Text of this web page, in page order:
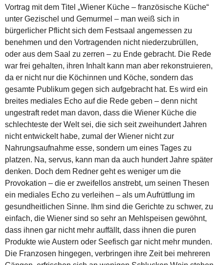
Vortrag mit dem Titel „Wiener Küche – französische Küche“
unter Gezischel und Gemurmel – man weiß sich in
bürgerlicher Pflicht sich dem Festsaal angemessen zu
benehmen und den Vortragenden nicht niederzubrüllen,
oder aus dem Saal zu zerren – zu Ende gebracht. Die Rede
war frei gehalten, ihren Inhalt kann man aber rekonstruieren,
da er nicht nur die Köchinnen und Köche, sondern das
gesamte Publikum gegen sich aufgebracht hat. Es wird ein
breites mediales Echo auf die Rede geben – denn nicht
ungestraft redet man davon, dass die Wiener Küche die
schlechteste der Welt sei, die sich seit zweihundert Jahren
nicht entwickelt habe, zumal der Wiener nicht zur
Nahrungsaufnahme esse, sondern um eines Tages zu
platzen. Na, servus, kann man da auch hundert Jahre später
denken. Doch dem Redner geht es weniger um die
Provokation – die er zweifellos anstrebt, um seinen Thesen
ein mediales Echo zu verleihen – als um Aufrüttlung im
gesundheitlichen Sinne. Ihm sind die Gerichte zu schwer, zu
einfach, die Wiener sind so sehr an Mehlspeisen gewöhnt,
dass ihnen gar nicht mehr auffällt, dass ihnen die puren
Produkte wie Austern oder Seefisch gar nicht mehr munden.
Die Franzosen hingegen, verbringen ihre Zeit bei mehreren